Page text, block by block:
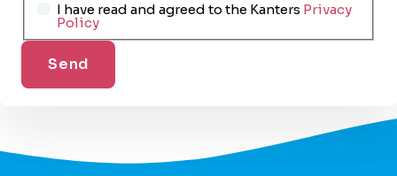
I have read and agreed to the Kanters Privacy
Policy